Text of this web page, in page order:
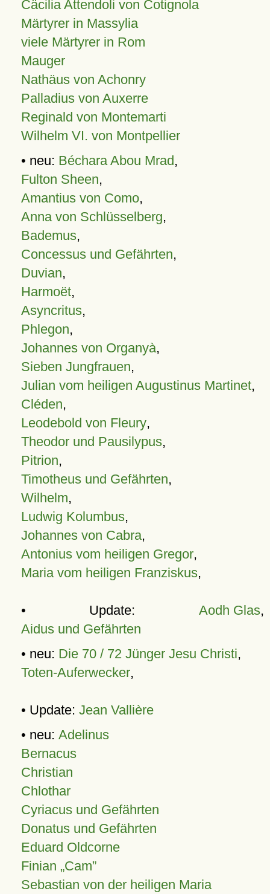
Cäcilia Attendoli von Cotignola
Märtyrer in Massylia
viele Märtyrer in Rom
Mauger
Nathäus von Achonry
Palladius von Auxerre
Reginald von Montemarti
Wilhelm VI. von Montpellier
• neu: Béchara Abou Mrad,
Fulton Sheen,
Amantius von Como,
Anna von Schlüsselberg,
Bademus,
Concessus und Gefährten,
Duvian,
Harmoët,
Asyncritus,
Phlegon,
Johannes von Organyà,
Sieben Jungfrauen,
Julian vom heiligen Augustinus Martinet,
Cléden,
Leodebold von Fleury,
Theodor und Pausilypus,
Pitrion,
Timotheus und Gefährten,
Wilhelm,
Ludwig Kolumbus,
Johannes von Cabra,
Antonius vom heiligen Gregor,
Maria vom heiligen Franziskus,
• Update: Aodh Glas,
Aidus und Gefährten
• neu: Die 70 / 72 Jünger Jesu Christi,
Toten-Auferwecker,
• Update: Jean Vallière
• neu: Adelinus
Bernacus
Christian
Chlothar
Cyriacus und Gefährten
Donatus und Gefährten
Eduard Oldcorne
Finian Cam
Sebastian von der heiligen Maria